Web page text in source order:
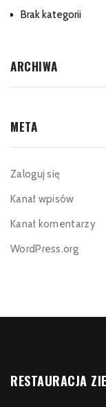
Brak kategorii
ARCHIWA
META
Zaloguj się
Kanał wpisów
Kanał komentarzy
WordPress.org
RESTAURACJA